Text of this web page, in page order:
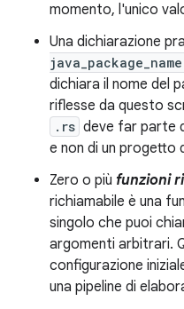
momento, l'unico
Una dichiarazione
dichiara il nome del
riflesse da questo
.rs deve far parte
e non di un progetto
Zero o più funzioni
richiamabile è una
singolo che puoi
argomenti arbitrari.
configurazione
una pipeline di